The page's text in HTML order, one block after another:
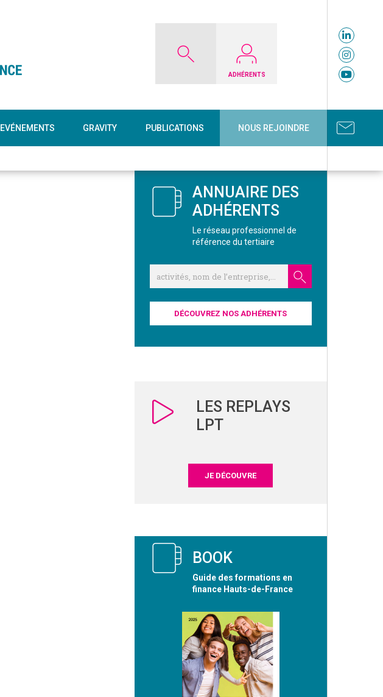
ADHÉRENTS
EVÉNEMENTS GRAVITY PUBLICATIONS NOUS REJOINDRE
ANNUAIRE DES
ADHÉRENTS
Le réseau professionnel de
référence du tertiaire
DÉCOUVREZ NOS ADHÉRENTS
LES REPLAYS
LPT
JE DÉCOUVRE
BOOK
Guide des formations en
finance Hauts-de-France